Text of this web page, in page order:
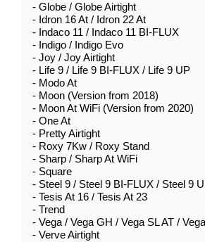
- Globe / Globe Airtight
- Idron 16 At / Idron 22 At
- Indaco 11 / Indaco 11 BI-FLUX
- Indigo / Indigo Evo
- Joy / Joy Airtight
- Life 9 / Life 9 BI-FLUX / Life 9 UP
- Modo At
- Moon (Version from 2018)
- Moon At WiFi (Version from 2020)
- One At
- Pretty Airtight
- Roxy 7Kw / Roxy Stand
- Sharp / Sharp At WiFi
- Square
- Steel 9 / Steel 9 BI-FLUX / Steel 9
- Tesis At 16 / Tesis At 23
- Trend
- Vega / Vega GH / Vega SL AT /
- Verve Airtight